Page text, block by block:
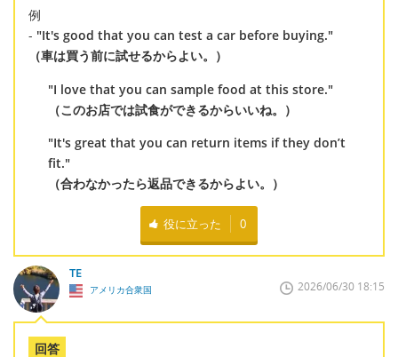
例
- "It's good that you can test a car before buying."
（車は買う前に試せるからよい。）
"I love that you can sample food at this store."
（このお店では試食ができるからいいね。）
"It's great that you can return items if they don’t
fit."
（合わなかったら返品できるからよい。）
役に立った 0
TE
アメリカ合衆国 2026/06/30 18:15
回答